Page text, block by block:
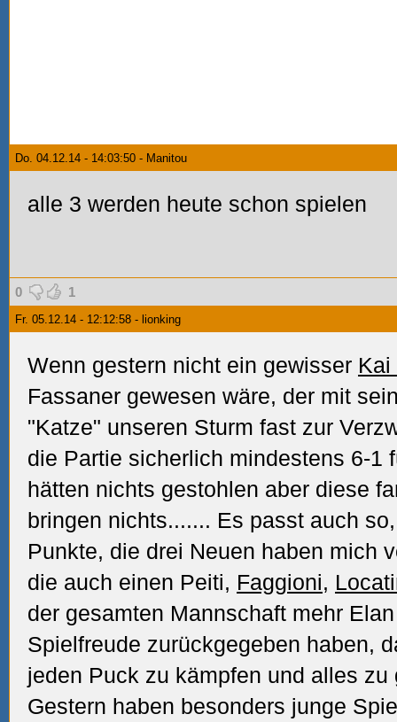
Do. 04.12.14 - 14:03:50 - Manitou
alle 3 werden heute schon spielen
0 1
Fr. 05.12.14 - 12:12:58 - lionking
Wenn gestern nicht ein gewisser Kai
Fassaner gewesen wäre, der mit
"Katze" unseren Sturm fast zur
die Partie sicherlich mindestens 6-1
hätten nichts gestohlen aber diese
bringen nichts....... Es passt auch
Punkte, die drei Neuen haben mich
die auch einen Peiti, Faggioni,
der gesamten Mannschaft mehr
Spielfreude zurückgegeben haben,
jeden Puck zu kämpfen und alles
Gestern haben besonders junge